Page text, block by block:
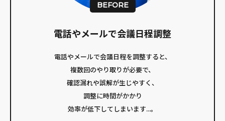
BEFORE
電話やメールで会議日程調整
電話やメールで会議日程を調整すると、
複数回のやり取りが必要で、
確認漏れや誤解が生じやすく、
調整に時間がかかり
効率が低下してしまいます...。